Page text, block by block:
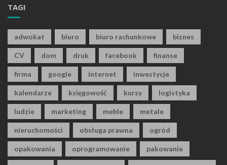
TAGI
adwokat biuro biuro rachunkowe biznes
CV dom druk facebook finanse
firma google internet inwestycje
kalendarze księgowość kursy logistyka
ludzie marketing meble metale
nieruchomości obsługa prawna ogród
opakowania oprogramowanie pakowanie